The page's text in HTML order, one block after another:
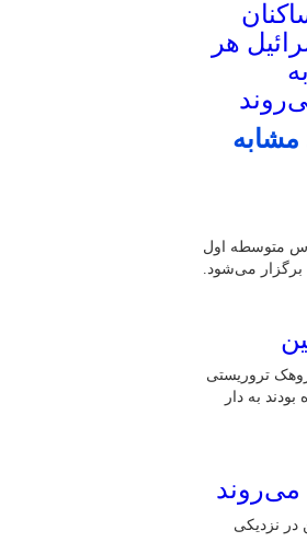
هر
مشابه
البرز گفت: امتحانات نوبت دوم سال تحصیلی ۱۴۰۴-۱۴۰۵ مدارس متوسطه اول
برگزار می‌شود.
تروریستی
به دار
نزدیکی